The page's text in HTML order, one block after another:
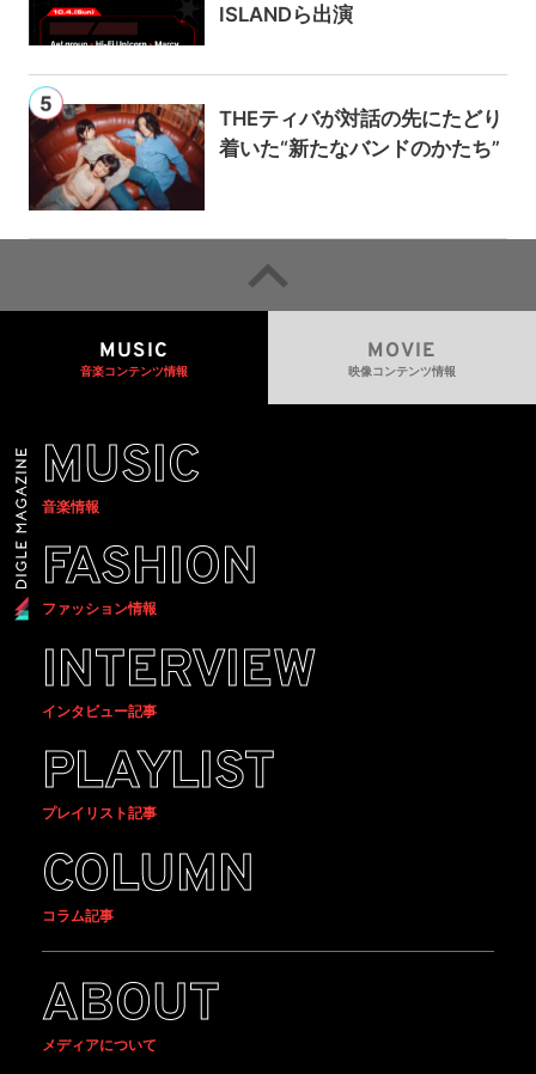
ISLANDら出演
THEティバが対話の先にたどり
着いた“新たなバンドのかたち”
MUSIC
音楽コンテンツ情報
MOVIE
映像コンテンツ情報
MUSIC
音楽情報
FASHION
ファッション情報
INTERVIEW
インタビュー記事
PLAYLIST
プレイリスト記事
COLUMN
コラム記事
ABOUT
メディアについて